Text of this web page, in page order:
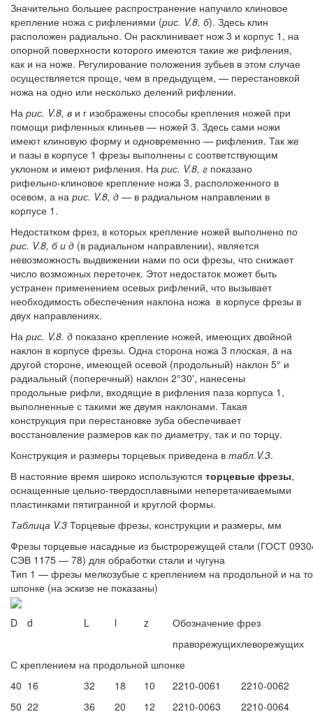
Значительно большее распространение напучило клиновое
крепление ножа с рифлениями (рис. V.8, б). Здесь клин
расположен радиально. Он расклинивает нож 3 и корпус 1, на
опорной поверхности которого имеются такие же рифления,
как и на ноже. Регулирование положения зубьев в этом случае
осуществляется проще, чем в предыдущем, — перестановкой
ножа на одно или несколько делений рифлении.
На рис. V.8, в и г изображены способы крепления ножей при
помощи рифленных клиньев — ножей 3. Здесь сами ножи
имеют клиновую форму и одновременно — рифления. Так же
и пазы в корпусе 1 фрезы выполнены с соответствующим
уклоном и имеют рифления. На рис. V.8, г показано
рифельно-клиновое крепление ножа 3, расположенного в
осевом, а на рис. V.8, д — в радиальном направлении в
корпусе 1.
Недостатком фрез, в которых крепление ножей выполнено по
рис. V.8, б и д (в радиальном направлении), является
невозможность выдвижении нами по оси фрезы, что снижает
число возможных переточек. Этот недостаток может быть
устранен применением осевых рифлений, что вызывает
необходимость обеспечения наклона ножа в корпусе фрезы в
двух направлениях.
На рис. V.8. д показано крепление ножей, имеющих двойной
наклон в корпусе фрезы. Одна сторона ножа 3 плоская, a на
другой стороне, имеющей осевой (продольный) наклон 5° и
радиальный (поперечный) наклон 2°30', нанесены
продольные рифли, входящие в рифления паза корпуса 1,
выполненные с такими же двумя наклонами. Такая
конструкция при перестановке зуба обеспечивает
восстановление размеров как по диаметру, так и по торцу.
Конструкция и размеры торцевых приведена в табл.V.3.
В настояние время широко используются торцевые фрезы,
оснащенные цельно-твердосплавными неперетачиваемыми
пластинками пятигранной и круглой формы.
Таблица V.3 Торцевые фрезы, конструкции и размеры, мм
Фрезы торцевые насадные из быстрорежущей стали (ГОСТ
СЭВ 1175 — 78) для обработки стали и чугуна
Тип 1 — фрезы мелкозубые с креплением на продольной и на
шпонке (на эскизе не показаны)
D d L l z
Обозначение фрез
праворежущихлеворежущих
С креплением на продольной шпонке
40 16 32 18 10 2210-0061
2210-0062
50 22 36 20 12 2210-0063
2210-0064